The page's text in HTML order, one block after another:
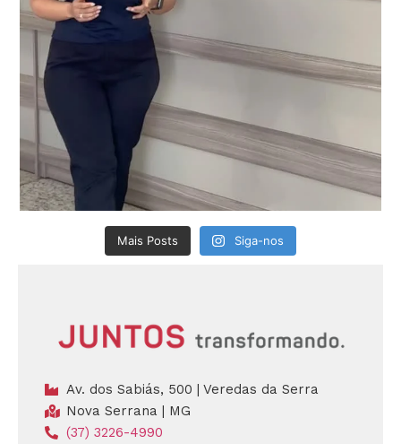
Mais Posts Siga-nos
Av. dos Sabiás, 500 | Veredas da Serra
Nova Serrana | MG
(37) 3226-4990